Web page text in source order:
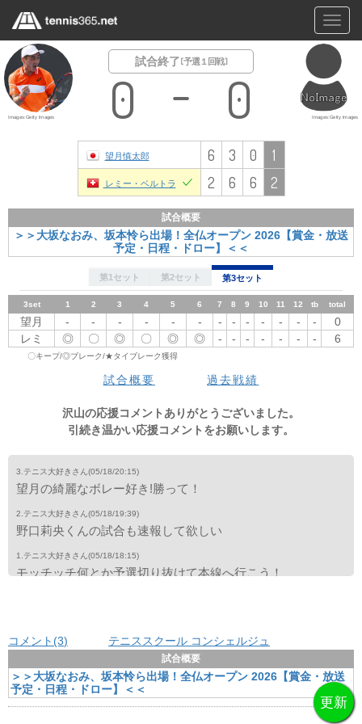
試合終了[ 予選１回戦 ]
0 0
Images:Getty Images Images:Getty Images
望月慎太郎 6 3 0 1
レミー・ベルトラ 2 6 6 2
試合概要
＞＞大坂なおみ、坂本怜ら出場！全仏オープン 2026【賞金・放送
予定・日程・ドロー】＜＜
第1セット 第2セット 第3セット
1set 2 4 7 8 9 10 11 12 tb total
望月 〇 〇 ◎ ◎ 〇 - -
レミ
〇 - - - - - - -
2set 1 4 7 9 10 1112 tb total
望月 〇 〇 〇 - -
レミ
〇 ◎ 〇 - 〇 - 〇 〇 - -
3set 1 2 3 4 5 6 7 8 9 10 11 12 tb total
望月 - - - - - - - - - - - - -
0
レミ
◎ 〇 ◎ 〇 ◎ ◎ - - - - - - - 6
〇キープ/◎ブレーク/★タイブレーク獲得
試合概要 過去戦績
沢山の応援コメントありがとうございました。
引続き温かい応援コメントをお願いします。
3.テニス大好きさん (05/18/20:15)
望月の綺麗なボレー好き!勝って！
2.テニス大好きさん (05/18/19:39)
野口莉央くんの試合も速報して欲しい
1.テニス大好きさん (05/18/18:15)
モッチッチ何とか予選切り抜けて本線へ行こう！
コメント(3) テニススクール コンシェルジュ
試合概要
＞＞大坂なおみ、坂本怜ら出場！全仏オープン 2026【賞金・放送
予定・日程・ドロー】＜＜